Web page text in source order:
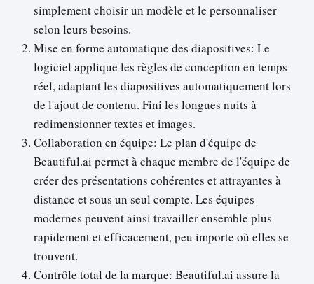
simplement choisir un modèle et le personnaliser
selon leurs besoins.
Mise en forme automatique des diapositives: Le
logiciel applique les règles de conception en temps
réel, adaptant les diapositives automatiquement lors
de l'ajout de contenu. Fini les longues nuits à
redimensionner textes et images.
Collaboration en équipe: Le plan d'équipe de
Beautiful.ai permet à chaque membre de l'équipe de
créer des présentations cohérentes et attrayantes à
distance et sous un seul compte. Les équipes
modernes peuvent ainsi travailler ensemble plus
rapidement et efficacement, peu importe où elles se
trouvent.
Contrôle total de la marque: Beautiful.ai assure la